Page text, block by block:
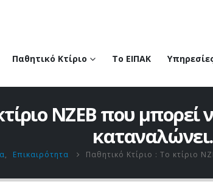
Παθητικό Κτίριο Το ΕΙΠΑΚ
NZEB που
καταναλώνει.
, Επικαιρότητα Παθητικό Κτίριο : Το κτίριο